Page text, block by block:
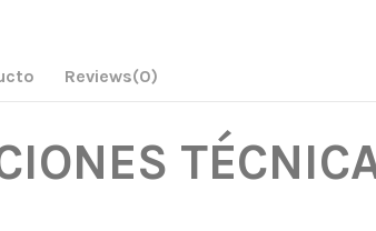
Reviews(0)